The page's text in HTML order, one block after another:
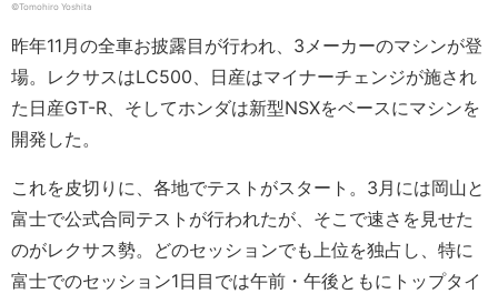
©︎Tomohiro Yoshita
昨年11月の全車お披露目が行われ、3メーカーのマシンが登
場。レクサスはLC500、日産はマイナーチェンジが施され
た日産GT-R、そしてホンダは新型NSXをベースにマシンを
開発した。
これを皮切りに、各地でテストがスタート。3月には岡山と
富士で公式合同テストが行われたが、そこで速さを見せた
のがレクサス勢。どのセッションでも上位を独占し、特に
富士でのセッション1日目では午前・午後ともにトップタイ